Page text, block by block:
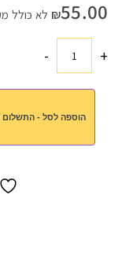
₪55.00 לא כולל
+כמות
בלוטוס
-
הוספה לסל - התשלום מתבצע טלפונית